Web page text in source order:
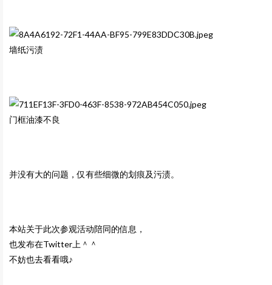
墙纸污渍
门框油漆不良
并没有大的问题，仅有些细微的划痕及污渍。
本站关于此次参观活动陪同的信息，
也发布在Twitter上＾＾
不妨也去看看哦♪